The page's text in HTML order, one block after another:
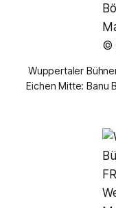
Wuppertaler
Eichen Mitte: Banu